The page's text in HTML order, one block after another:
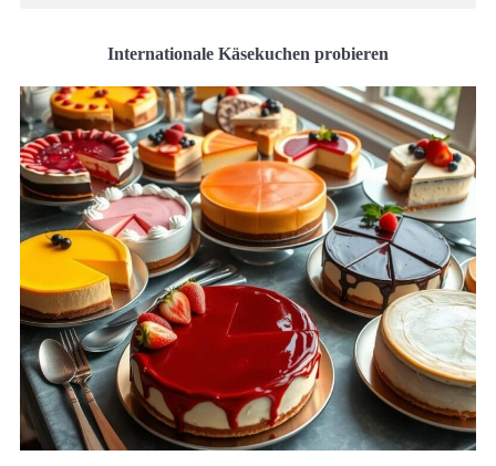
Internationale Käsekuchen probieren